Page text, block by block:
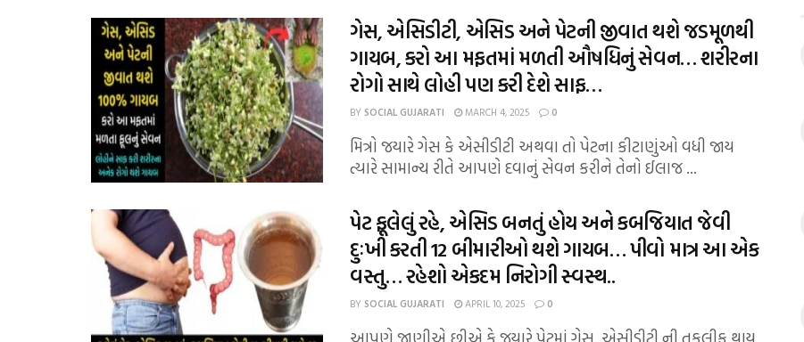
ગેસ, એસિડીટી, એસિડ અને પેટની જીવાત થશે જડમૂળથી
ગાયબ, કરો આ મફતમાં મળતી ઔષધિનું સેવન… શરીરના
રોગો સાથે લોહી પણ કરી દેશે સાફ…
BY SOCIAL GUJARATI MARCH 4, 2025 0
મિત્રો જયારે ગેસ કે એસીડીટી અથવા તો પેટના કીટાણુંઓ વધી જાય
ત્યારે સામાન્ય રીતે આપણે દવાનું સેવન કરીને તેનો ઈલાજ ...
પેટ ફૂલેલું રહે, એસિડ બનતું હોય અને કબજિયાત જેવી
દુઃખી કરતી 12 બીમારીઓ થશે ગાયબ… પીવો માત્ર આ એક
વસ્તુ… રહેશો એકદમ નિરોગી સ્વસ્થ..
BY SOCIAL GUJARATI APRIL 10, 2025 0